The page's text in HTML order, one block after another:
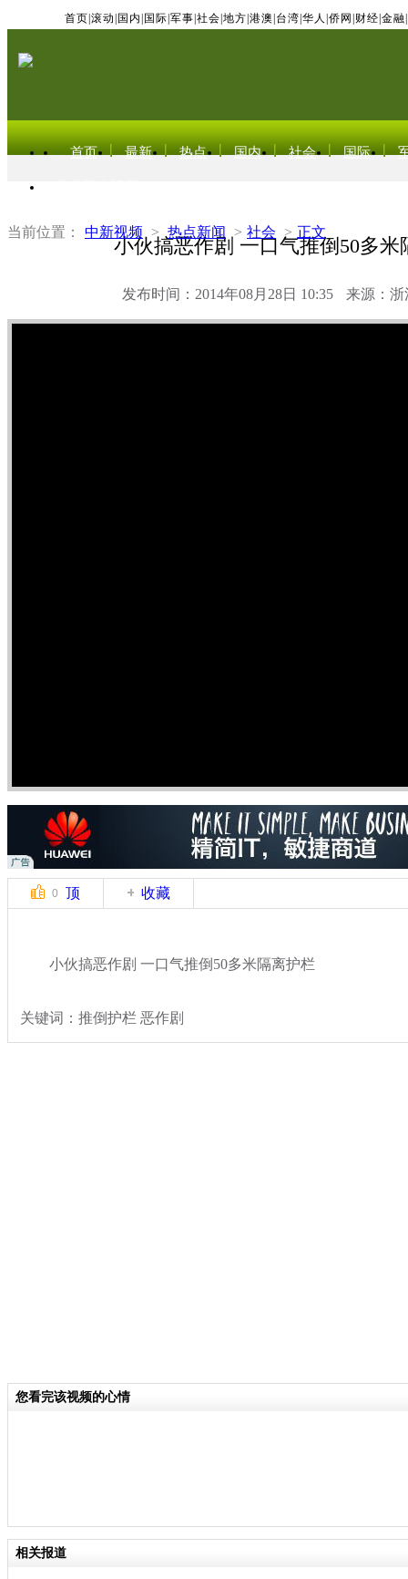
首页 滚动 国内 国际 军事 社会 地方 港澳 台湾 华人 侨网 财经 金融
首页 最新 热点 国内 社会 国际
当前位置： 中新视频 > 热点新闻 > 社会 > 正文
小伙搞恶作剧 一口气推倒50多米
发布时间：2014年08月28日 10:35 来源：浙
0 顶 收藏
小伙搞恶作剧 一口气推倒50多米隔离护栏
关键词：推倒护栏 恶作剧
您看完该视频的心情
相关报道